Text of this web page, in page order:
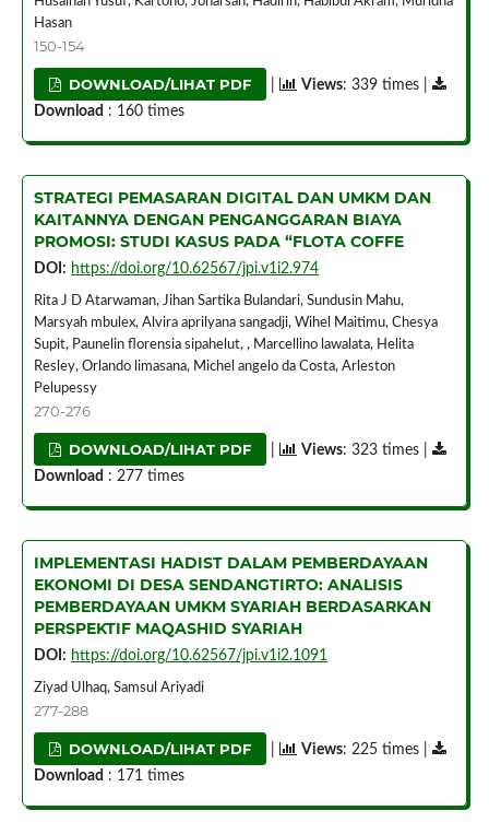
Hasan
150-154
DOWNLOAD/LIHAT PDF Views: 339 times |
Download : 160 times
STRATEGI PEMASARAN DIGITAL DAN UMKM DAN
KAITANNYA DENGAN PENGANGGARAN BIAYA
PROMOSI: STUDI KASUS PADA “FLOTA COFFE
DOI: https://doi.org/10.62567/jpi.v1i2.974
Rita J D Atarwaman, Jihan Sartika Bulandari, Sundusin Mahu,
Marsyah mbulex, Alvira aprilyana sangadji, Wihel Maitimu, Chesya
Supit, Paunelin florensia sipahelut, , Marcellino lawalata, Helita
Resley, Orlando limasana, Michel angelo da Costa, Arleston
Pelupessy
270-276
DOWNLOAD/LIHAT PDF Views: 323 times |
Download : 277 times
IMPLEMENTASI HADIST DALAM PEMBERDAYAAN
EKONOMI DI DESA SENDANGTIRTO: ANALISIS
PEMBERDAYAAN UMKM SYARIAH BERDASARKAN
PERSPEKTIF MAQASHID SYARIAH
DOI: https://doi.org/10.62567/jpi.v1i2.1091
Ziyad Ulhaq, Samsul Ariyadi
277-288
DOWNLOAD/LIHAT PDF Views: 225 times |
Download : 171 times